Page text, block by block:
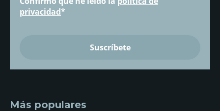
privacidad*
Más populares